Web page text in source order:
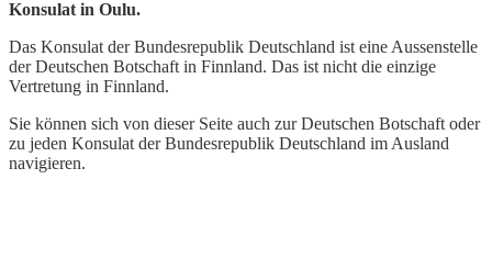
Konsulat in Oulu.
Das Konsulat der Bundesrepublik Deutschland ist eine Aussenstelle
der Deutschen Botschaft in Finnland. Das ist nicht die einzige
Vertretung in Finnland.
Sie können sich von dieser Seite auch zur Deutschen Botschaft oder
zu jeden Konsulat der Bundesrepublik Deutschland im Ausland
navigieren.